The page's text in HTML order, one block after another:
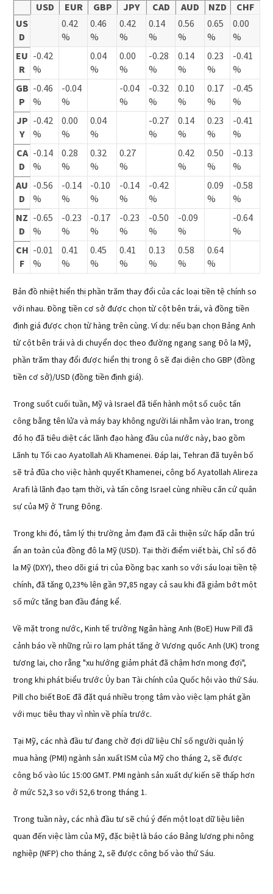
USD EUR GBP JPY CAD AUD NZD
CHF
US
D
0.42
%
0.46
%
0.42
%
0.14
%
0.56
%
0.65
%
0.00
%
EU
R
-0.42
%
0.04
%
0.00
%
-0.28
%
0.14
%
0.23
%
-0.41
%
GB
P
-0.46
%
-0.04
%
-0.04
%
-0.32
%
0.10
%
0.17
%
-0.45
%
JP
Y
-0.42
%
0.00
%
0.04
%
-0.27
%
0.14
%
0.23
%
-0.41
%
CA
D
-0.14
%
0.28
%
0.32
%
0.27
%
0.42
%
0.50
%
-0.13
%
AU
D
-0.56
%
-0.14
%
-0.10
%
-0.14
%
-0.42
%
0.09
%
-0.58
%
NZ
D
-0.65
%
-0.23
%
-0.17
%
-0.23
%
-0.50
%
-0.09
%
-0.64
%
CH
F
-0.01
%
0.41
%
0.45
%
0.41
%
0.13
%
0.58
%
0.64
%
Bản đồ nhiệt hiển thị phần trăm thay đổi của các loại tiền tệ chính so
với nhau. Đồng tiền cơ sở được chọn từ cột bên trái, và đồng tiền
định giá được chọn từ hàng trên cùng. Ví dụ: nếu bạn chọn Bảng Anh
từ cột bên trái và di chuyển dọc theo đường ngang sang Đô la Mỹ,
phần trăm thay đổi được hiển thị trong ô sẽ đại diện cho GBP (đồng
tiền cơ sở)/USD (đồng tiền định giá).
Trong suốt cuối tuần, Mỹ và Israel đã tiến hành một số cuộc tấn
công bằng tên lửa và máy bay không người lái nhằm vào Iran, trong
đó họ đã tiêu diệt các lãnh đạo hàng đầu của nước này, bao gồm
Lãnh tụ Tối cao Ayatollah Ali Khamenei. Đáp lại, Tehran đã tuyên bố
sẽ trả đũa cho việc hành quyết Khamenei, công bố Ayatollah Alireza
Arafi là lãnh đạo tạm thời, và tấn công Israel cùng nhiều căn cứ quân
sự của Mỹ ở Trung Đông.
Trong khi đó, tâm lý thị trường ảm đạm đã cải thiện sức hấp dẫn trú
ẩn an toàn của đồng đô la Mỹ (USD). Tại thời điểm viết bài, Chỉ số đô
la Mỹ (DXY), theo dõi giá trị của Đồng bạc xanh so với sáu loại tiền tệ
chính, đã tăng 0,23% lên gần 97,85 ngay cả sau khi đã giảm bớt một
số mức tăng ban đầu đáng kể.
Về mặt trong nước, Kinh tế trưởng Ngân hàng Anh (BoE) Huw Pill đã
cảnh báo về những rủi ro lạm phát tăng ở Vương quốc Anh (UK) trong
tương lai, cho rằng "xu hướng giảm phát đã chậm hơn mong đợi",
trong khi phát biểu trước Ủy ban Tài chính của Quốc hội vào thứ Sáu.
Pill cho biết BoE đã đặt quá nhiều trọng tâm vào việc lạm phát gần
với mục tiêu thay vì nhìn về phía trước.
Tại Mỹ, các nhà đầu tư đang chờ đợi dữ liệu Chỉ số người quản lý
mua hàng (PMI) ngành sản xuất ISM của Mỹ cho tháng 2, sẽ được
công bố vào lúc 15:00 GMT. PMI ngành sản xuất dự kiến sẽ thấp hơn
ở mức 52,3 so với 52,6 trong tháng 1.
Trong tuần này, các nhà đầu tư sẽ chú ý đến một loạt dữ liệu liên
quan đến việc làm của Mỹ, đặc biệt là báo cáo Bảng lương phi nông
nghiệp (NFP) cho tháng 2, sẽ được công bố vào thứ Sáu.